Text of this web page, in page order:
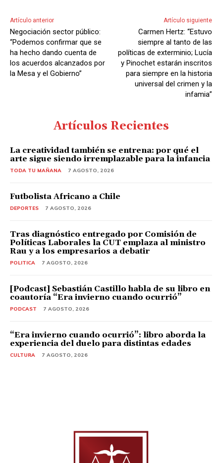
e
A
u
d
i
Artículo anterior
Negociación sector público:
“Podemos confirmar que se
ha hecho dando cuenta de
los acuerdos alcanzados por
la Mesa y el Gobierno”
Artículo siguiente
Carmen Hertz: “Estuvo
siempre al tanto de las
políticas de exterminio; Lucía
y Pinochet estarán inscritos
para siempre en la historia
universal del crimen y la
infamia”
Artículos Recientes
La creatividad también se entrena: por qué el
arte sigue siendo irremplazable para la infancia
TODA TU MAÑANA 7 AGOSTO, 2026
Futbolista Africano a Chile
DEPORTES 7 AGOSTO, 2026
Tras diagnóstico entregado por Comisión de
Políticas Laborales la CUT emplaza al ministro
Rau y a los empresarios a debatir
POLITICA 7 AGOSTO, 2026
[Podcast] Sebastián Castillo habla de su libro en
coautoría “Era invierno cuando ocurrió”
PODCAST 7 AGOSTO, 2026
“Era invierno cuando ocurrió”: libro aborda la
experiencia del duelo para distintas edades
CULTURA 7 AGOSTO, 2026